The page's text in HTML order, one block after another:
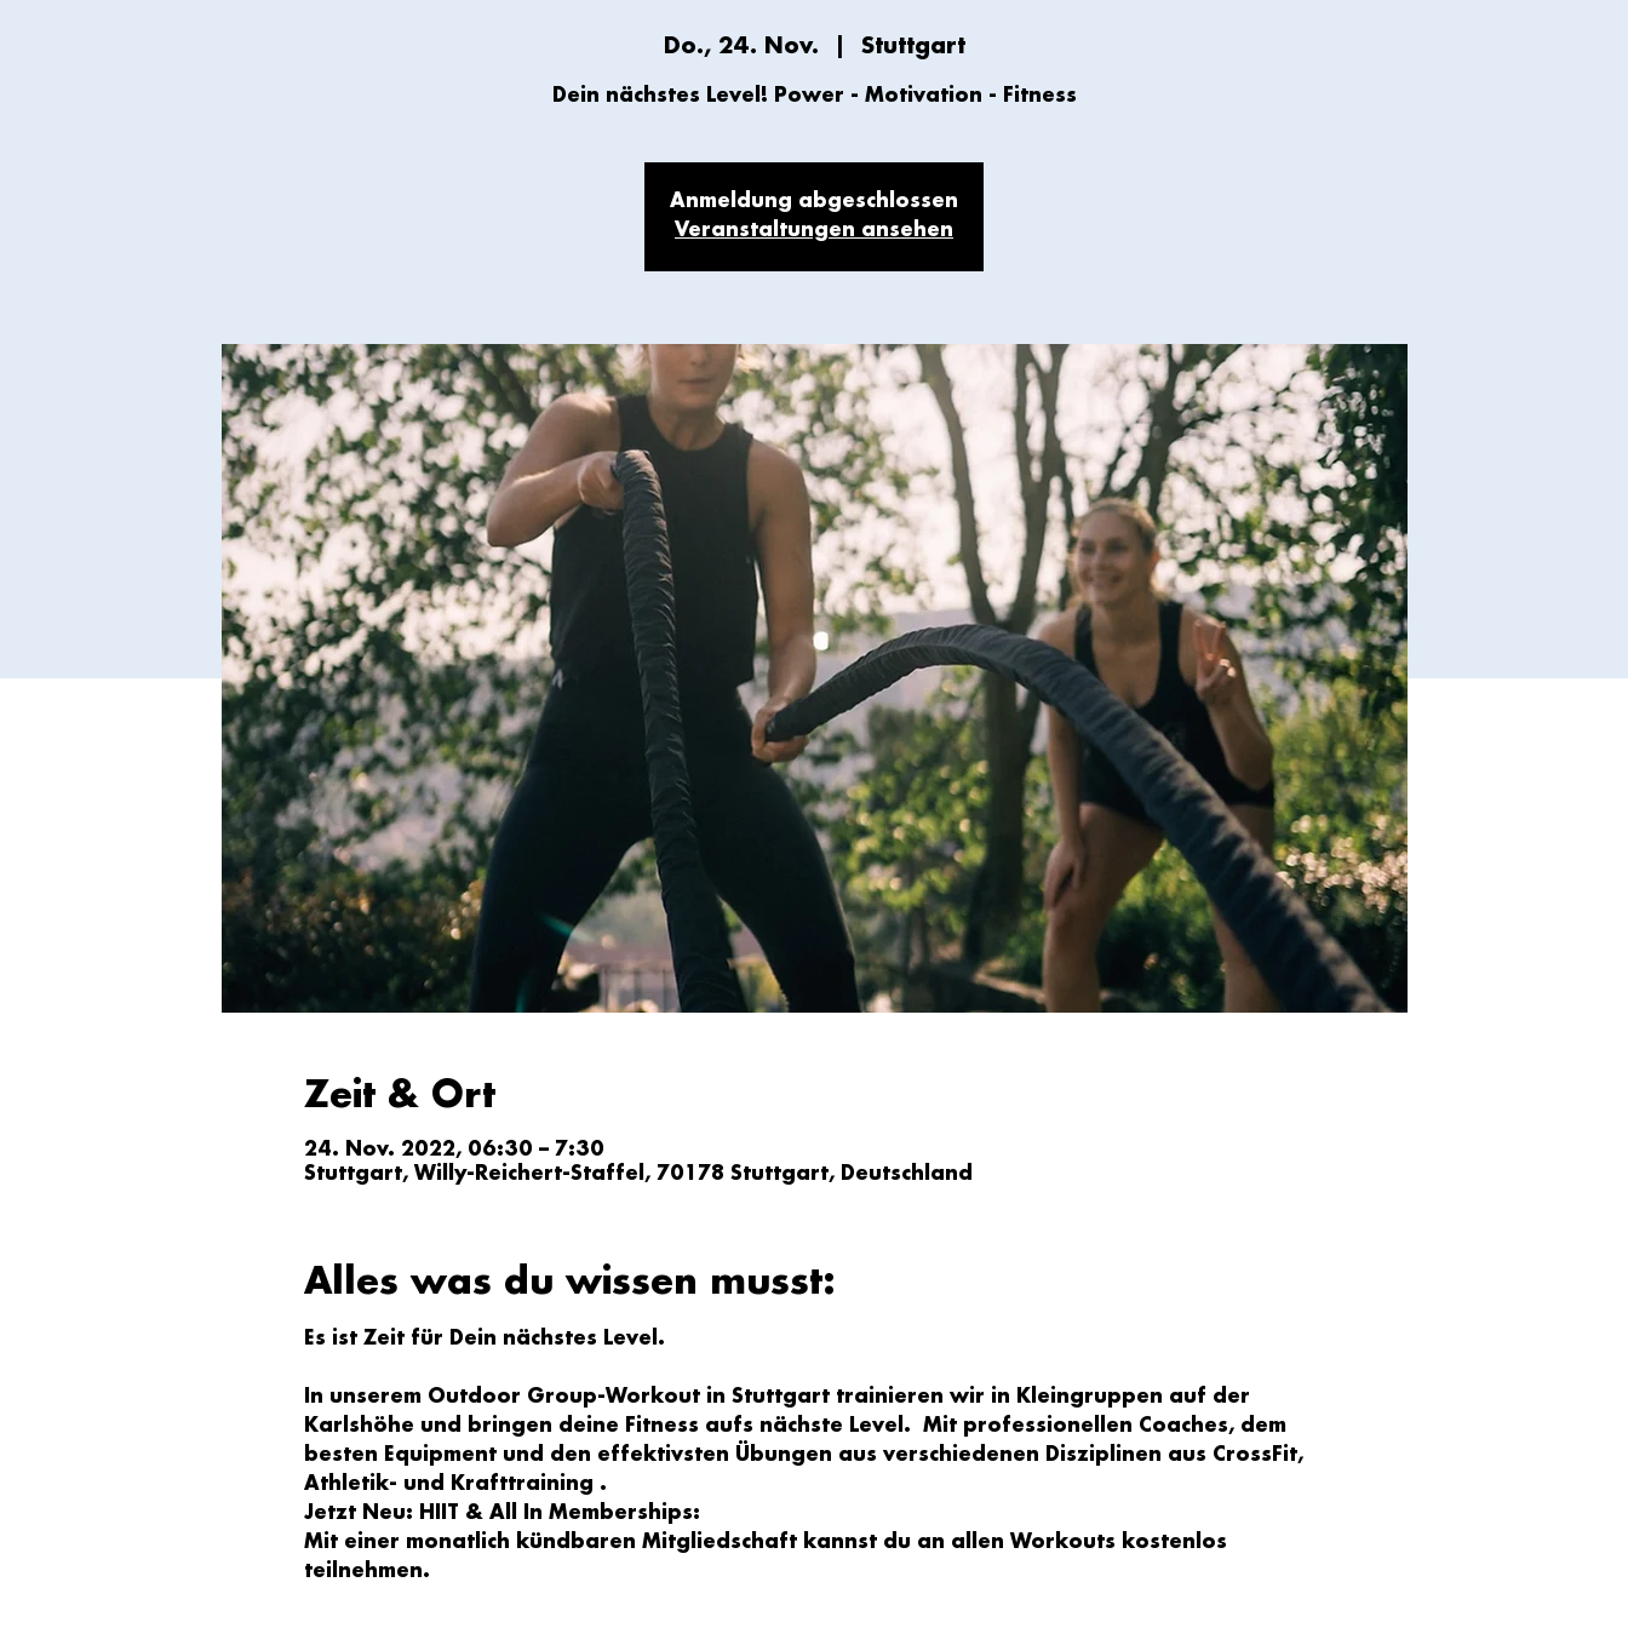
Do., 24. Nov. Stuttgart
Anmeldung abgeschlossen
Veranstaltungen ansehen
Zeit & Ort
24. Nov. 2022, 06:30 – 7:30
Stuttgart, Willy-Reichert-Staffel, 70178 Stuttgart, Deutschland
Alles was du wissen musst:
Es ist Zeit für Dein nächstes Level.
In unserem Outdoor Group-Workout in Stuttgart trainieren wir in Kleingruppen auf der
Karlshöhe und bringen deine Fitness aufs nächste Level.  Mit professionellen Coaches, dem
besten Equipment und den effektivsten Übungen aus verschiedenen Disziplinen aus CrossFit,
Athletik- und Krafttraining .
Jetzt Neu: HIIT & All In Memberships:
Mit einer monatlich kündbaren Mitgliedschaft kannst du an allen Workouts kostenlos
teilnehmen.